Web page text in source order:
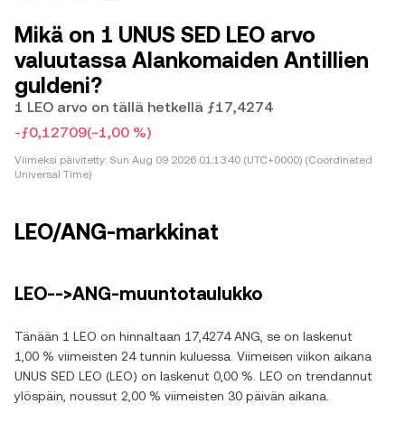
Mikä on 1 UNUS SED LEO arvo
valuutassa Alankomaiden Antillien
guldeni?
1 LEO arvo on tällä hetkellä ƒ17,4274
-ƒ0,12709(−1,00 %)
Viimeksi päivitetty: Sun Aug 09 2026 01:13:40 (UTC+0000) (Coordinated
Universal Time)
LEO/ANG-markkinat
LEO-->ANG-muuntotaulukko
Tänään 1 LEO on hinnaltaan 17,4274 ANG, se on laskenut
1,00 % viimeisten 24 tunnin kuluessa. Viimeisen viikon aikana
UNUS SED LEO (LEO) on laskenut 0,00 %. LEO on trendannut
ylöspäin, noussut 2,00 % viimeisten 30 päivän aikana.